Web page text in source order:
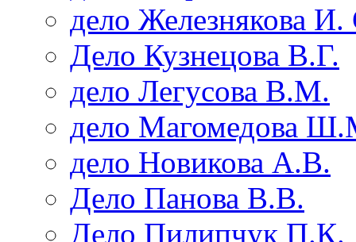
дело Железнякова И.
Дело Кузнецова В.Г.
дело Легусова В.М.
дело Магомедова
дело Новикова А.В.
Дело Панова В.В.
Дело Пилипчук П.К.